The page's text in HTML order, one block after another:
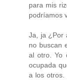
para mis
podríamos
Ja, ja ¿Por
no buscan
al otro. Yo
ocupada
a los otros.